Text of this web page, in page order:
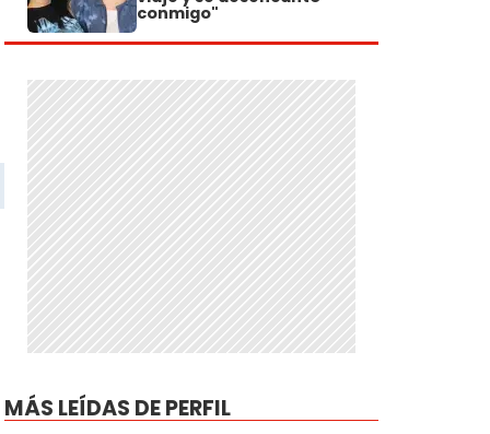
conmigo"
MÁS LEÍDAS DE PERFIL